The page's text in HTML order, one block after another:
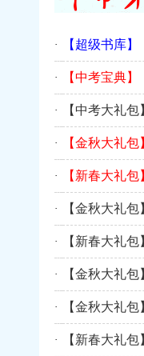
· 【超级书库
· 【中考宝典
· 【中考大礼
· 【金秋大礼
· 【新春大礼
· 【金秋大礼
· 【新春大礼
· 【金秋大礼
· 【金秋大礼
· 【新春大礼